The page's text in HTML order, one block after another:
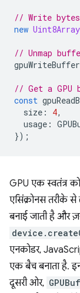
// Write
new Uint8Array
// Unmap
gpuWriteBuffer
// Get a GPU
const
size : 4,
usage :
});
GPU एक स्वतंत्र
एसिंक्रोनस तरीके
बनाई जाती है और
एनकोडर,
एक बैच बनाता है.
दूसरी ओर,